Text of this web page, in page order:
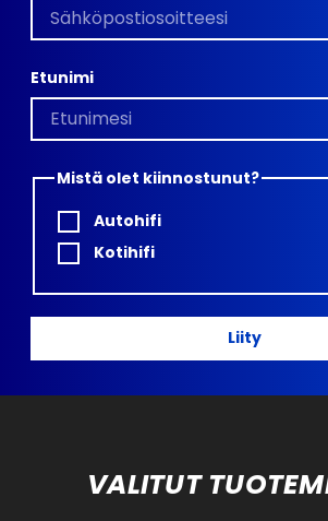
Etunimi
Mistä olet kiinnostunut?
Autohifi
Kotihifi
Liity
VALITUT